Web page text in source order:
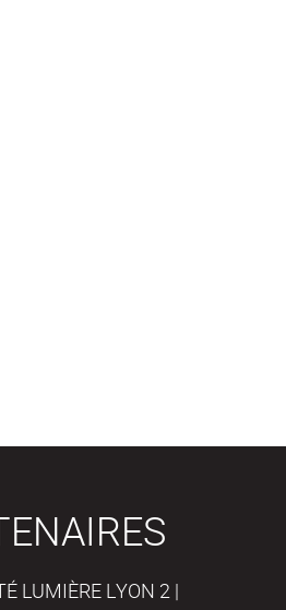
LUMIÈRE LYON 2 |